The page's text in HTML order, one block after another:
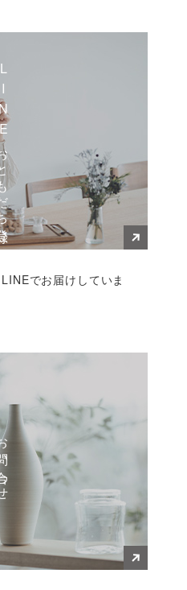
ち登録
でお届けしていま
せ